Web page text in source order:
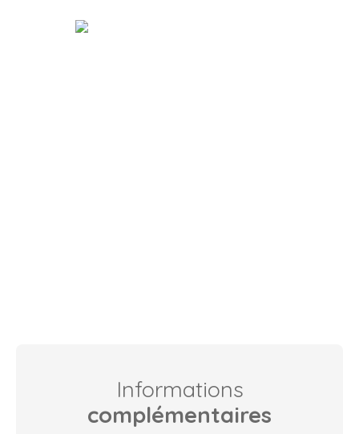
Informations
complémentaires